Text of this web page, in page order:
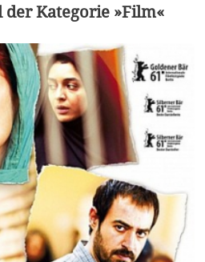
Kategorie »Film«